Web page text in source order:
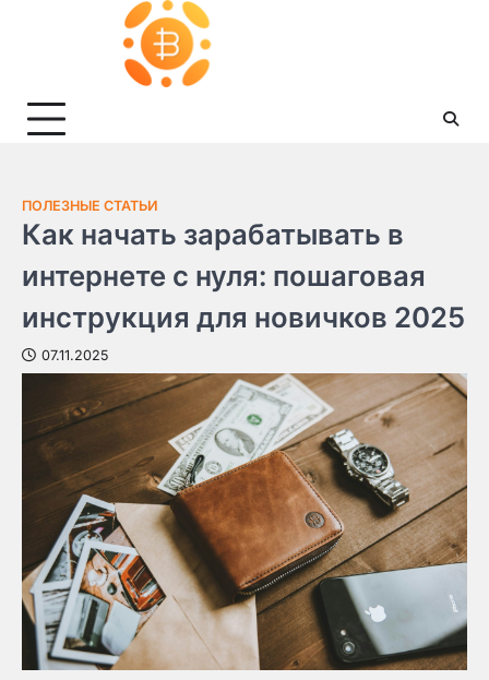
ПОЛЕЗНЫЕ СТАТЬИ
Как начать зарабатывать в
интернете с нуля: пошаговая
инструкция для новичков 2025
07.11.2025